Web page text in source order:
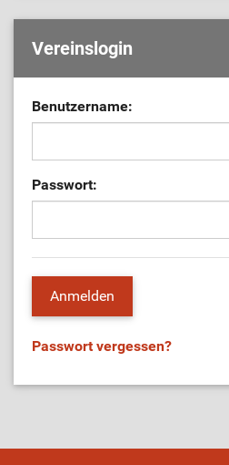
Vereinslogin
Benutzername:
Passwort:
Passwort vergessen?